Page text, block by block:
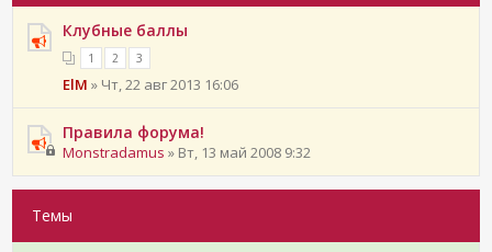
Клубные баллы
1 2 3
ElM » Чт, 22 авг 2013 16:06
Правила форума!
Monstradamus » Вт, 13 май 2008 9:32
Темы